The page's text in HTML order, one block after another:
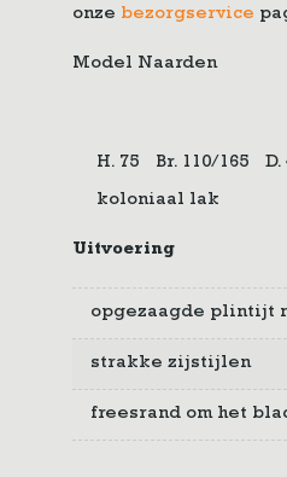
onze bezorgservice
Model Naarden
H. 75 Br. 110/165 D.
koloniaal lak
Uitvoering
opgezaagde plintijt
strakke zijstijlen
freesrand om het